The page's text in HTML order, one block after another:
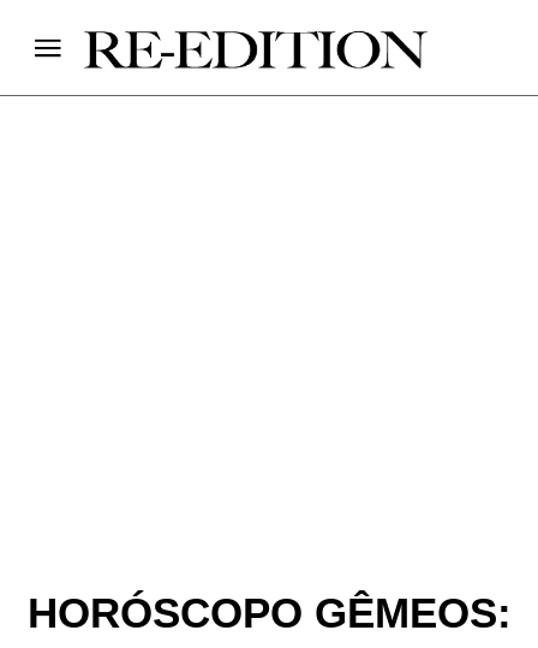
HORÓSCOPO GÊMEOS: